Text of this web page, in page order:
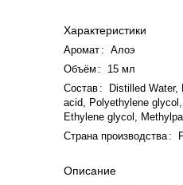
Характеристики
Аромат :
Алоэ
Объём :
15 мл
Состав :
Distilled Water,
acid, Polyethylene
Ethylene glycol,
Страна производства:
Описание